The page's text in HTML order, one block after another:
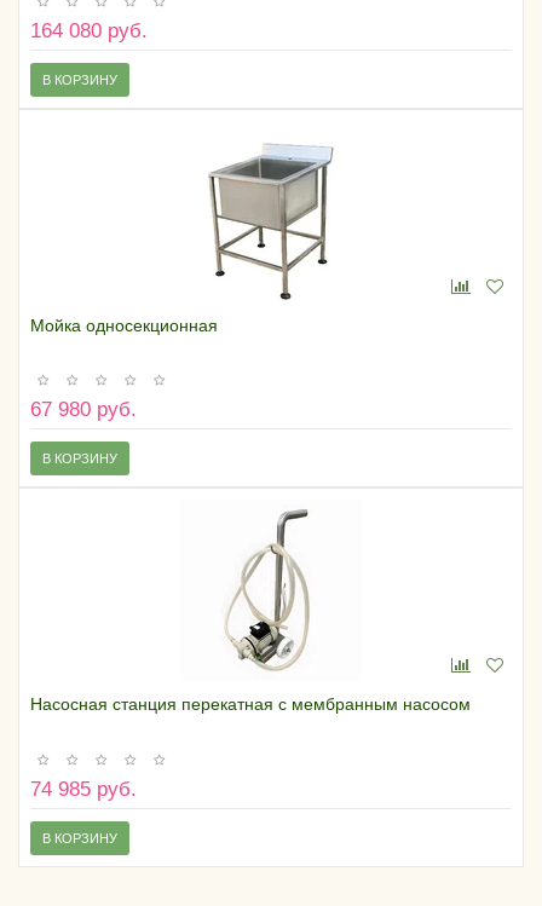
164 080 руб.
В КОРЗИНУ
Мойка односекционная
67 980 руб.
В КОРЗИНУ
Насосная станция перекатная с мембранным насосом
74 985 руб.
В КОРЗИНУ